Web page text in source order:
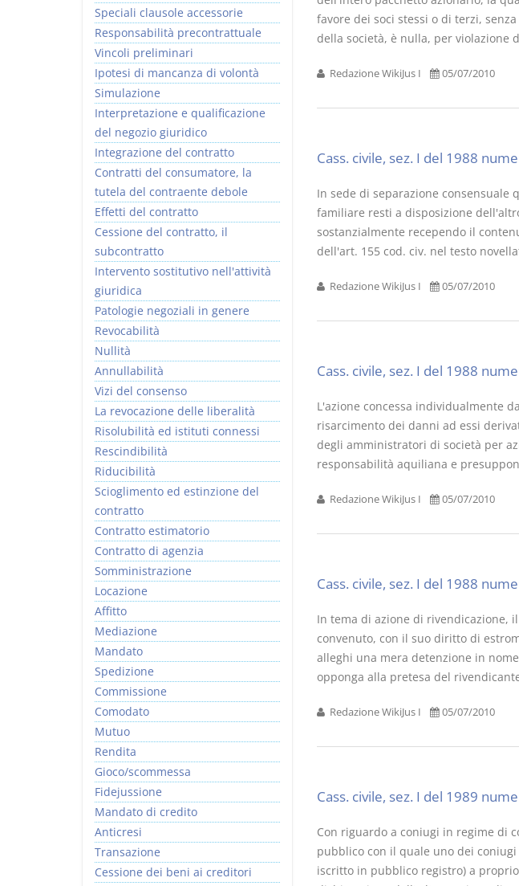
favore dei soci stessi o di terzi,
della società, è nulla, per violazione
Redazione WikiJus I 05/07/2010
Cass. civile, sez. I del 1988
In sede di separazione consensuale
familiare resti a disposizione
sostanzialmente recependo il
dell'art. 155 cod. civ. nel testo
Redazione WikiJus I 05/07/2010
Cass. civile, sez. I del 1988
L'azione concessa individualmente
risarcimento dei danni ad essi
degli amministratori di società per
responsabilità aquiliana e
Redazione WikiJus I 05/07/2010
Cass. civile, sez. I del 1988
In tema di azione di rivendicazione,
convenuto, con il suo diritto di
alleghi una mera detenzione in
opponga alla pretesa del
Redazione WikiJus I 05/07/2010
Cass. civile, sez. I del 1989
Con riguardo a coniugi in regime di
pubblico con il quale uno dei
iscritto in pubblico registro) a
Speciali clausole accessorie
Responsabilità precontrattuale
Vincoli preliminari
Ipotesi di mancanza di volontà
Simulazione
Interpretazione e qualificazione
del negozio giuridico
Integrazione del contratto
Contratti del consumatore, la
tutela del contraente debole
Effetti del contratto
Cessione del contratto, il
subcontratto
Intervento sostitutivo nell'attività
giuridica
Patologie negoziali in genere
Revocabilità
Nullità
Annullabilità
Vizi del consenso
La revocazione delle liberalità
Risolubilità ed istituti connessi
Rescindibilità
Riducibilità
Scioglimento ed estinzione del
contratto
Contratto estimatorio
Contratto di agenzia
Somministrazione
Locazione
Affitto
Mediazione
Mandato
Spedizione
Commissione
Comodato
Mutuo
Rendita
Gioco/scommessa
Fidejussione
Mandato di credito
Anticresi
Transazione
Cessione dei beni ai creditori